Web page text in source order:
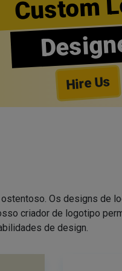
Custom
Hire Us
Os designs de
criador de logotipo
de design.